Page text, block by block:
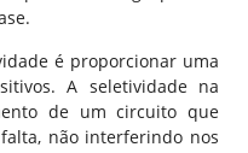
é proporcionar uma
A seletividade na
de um circuito que
não interferindo nos